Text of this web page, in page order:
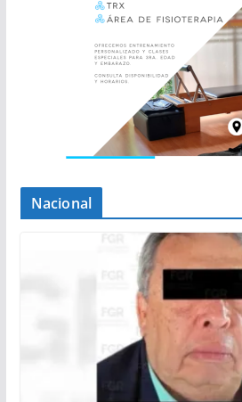
Nacional